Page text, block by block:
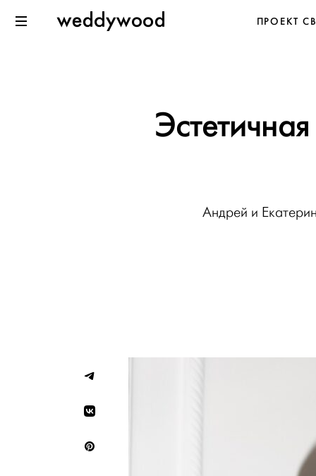
к содержанию
WeddywoodПРОЕКТ
Андрей и